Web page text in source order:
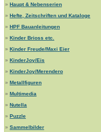
» Haupt & Nebenserien
» Hefte, Zeitschriften und Kataloge
» HPF Bauanleitungen
» Kinder Brioss etc.
» Kinder Freude/Maxi Eier
» KinderJoy/Eis
» KinderJoy/Merendero
» Metallfiguren
» Multimedia
» Nutella
» Puzzle
» Sammelbilder